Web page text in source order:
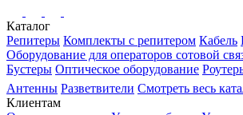
Каталог
Репитеры Комплекты с репитером Кабель
Оборудование для операторов сотовой
Бустеры Оптическое оборудование
Антенны Разветвители Смотреть весь
Клиентам